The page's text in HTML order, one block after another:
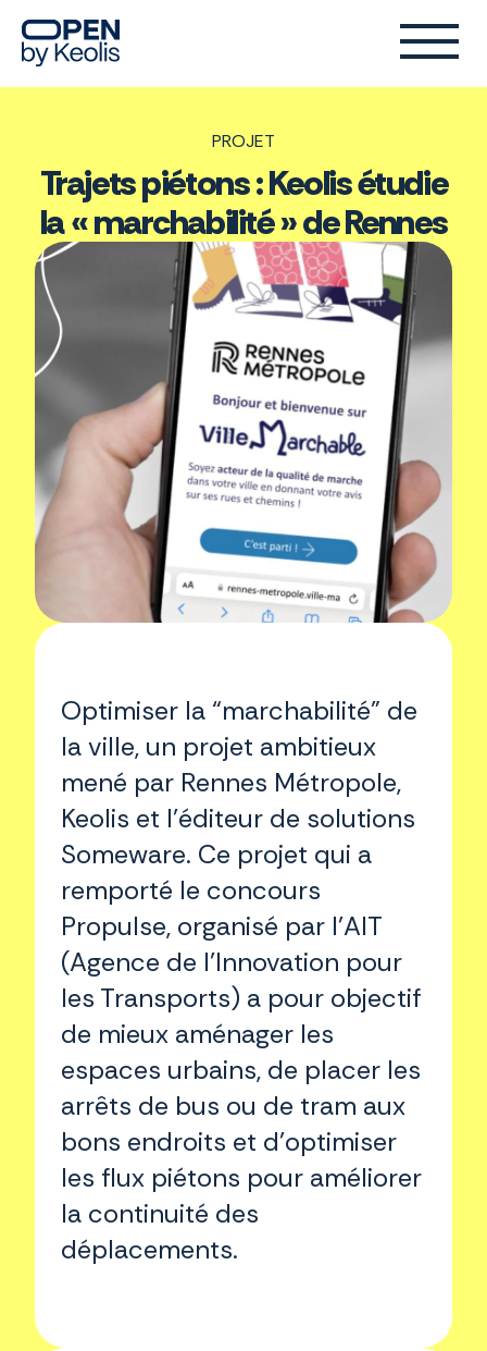
PROJET
Trajets piétons : Keolis étudie
la « marchabilité » de Rennes
Optimiser la “marchabilité” de
la ville, un projet ambitieux
mené par Rennes Métropole,
Keolis et l’éditeur de solutions
Someware. Ce projet qui a
remporté le concours
Propulse, organisé par l’AIT
(Agence de l’Innovation pour
les Transports) a pour objectif
de mieux aménager les
espaces urbains, de placer les
arrêts de bus ou de tram aux
bons endroits et d’optimiser
les flux piétons pour améliorer
la continuité des
déplacements.